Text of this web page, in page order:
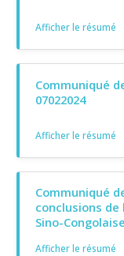
Afficher le résumé
Communiqué
07022024
Afficher le résumé
Communiqué
conclusions
Sino-Congolaise
Afficher le résumé